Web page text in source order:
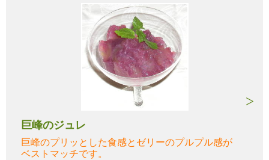
巨峰のジュレ
巨峰のプリッとした食感とゼリーのプルプル感が
ベストマッチです。